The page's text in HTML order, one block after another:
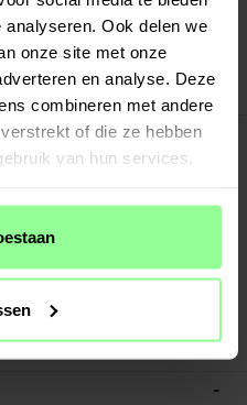
Ook delen we
onze site met onze
en analyse. Deze
combineren met andere
of die ze hebben
van hun services.
Paypal
tectTech
-